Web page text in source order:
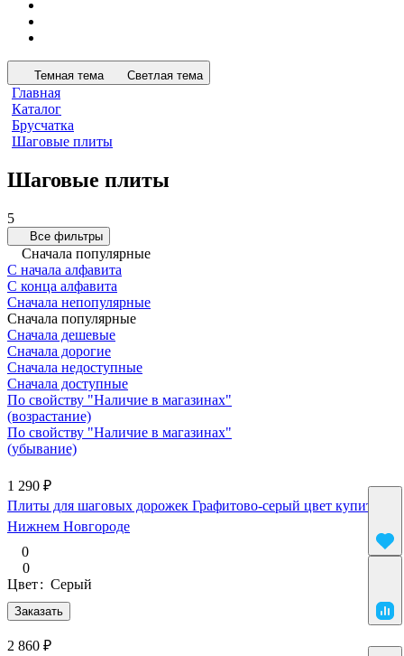
Темная тема Светлая тема
Главная
Каталог
Брусчатка
Шаговые плиты
Шаговые плиты
5
Все фильтры
Сначала популярные
С начала алфавита
С конца алфавита
Сначала непопулярные
Сначала популярные
Сначала дешевые
Сначала дорогие
Сначала недоступные
Сначала доступные
По свойству "Наличие в магазинах"
(возрастание)
По свойству "Наличие в магазинах"
(убывание)
1 290 ₽
Плиты для шаговых дорожек Графитово-серый цвет купить в
Нижнем Новгороде
0
0
Заказать
Цвет: Серый
2 860 ₽